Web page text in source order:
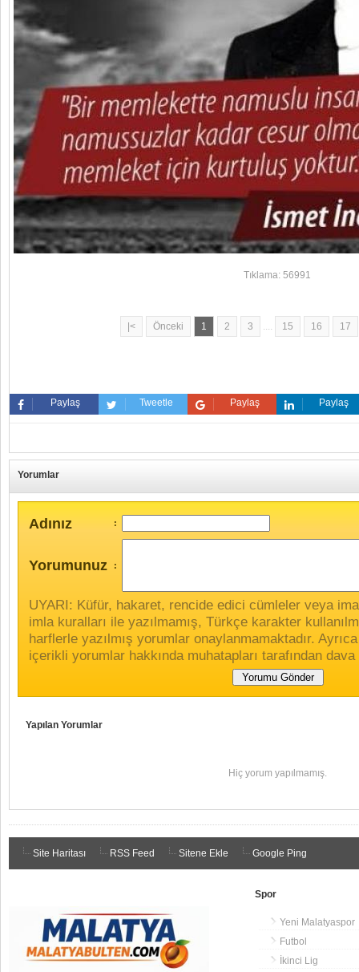
Tıklama: 56991
|< Önceki 1 2 3 .... 15 16 17
Paylaş Tweetle Paylaş Paylaş
Yorumlar
Adınız :
Yorumunuz :
UYARI: Küfür, hakaret, rencide edici cümleler veya
imla kuralları ile yazılmamış, Türkçe karakter
harflerle yazılmış yorumlar onaylanmamaktadır.
içerikli yorumlar hakkında muhatapları tarafından
Yapılan Yorumlar
Hiç yorum yapılmamış.
Site Haritası RSS Feed Sitene Ekle Google Ping
Spor
Yeni Malatyaspor
Futbol
İkinci Lig